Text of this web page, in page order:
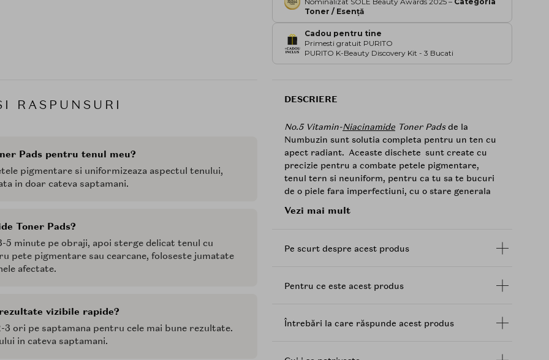
Toner / Esență
Cadou pentru tine
Primesti gratuit PURITO
PURITO K-Beauty Discovery Kit - 3 Bucati
RASPUNSURI
Pads pentru tenul meu?
pigmentare si uniformizeaza aspectul tenului,
in doar cateva saptamani.
Toner Pads?
minute pe obraji, apoi sterge delicat tenul cu
pete pigmentare sau cearcane, foloseste jumatate
afectate.
vizibile rapide?
ori pe saptamana pentru cele mai bune rezultate.
in cateva saptamani.
DESCRIERE
No.5 Vitamin-Niacinamide Toner Padsde la
Numbuzin sunt solutia completa pentru un ten cu
apect radiant. Aceaste dischete sunt create cu
precizie pentru a combate petele pigmentare,
tenul tern si neuniform, pentru ca tu sa te bucuri
de o piele fara imperfectiuni, cu o stare generala
saptamani.
niacinamida,vitamina Csi glutationul - un
oferind pielii tale un aspect uniform.
produs, actioneaza ca un antioxidant potent,
Vezi mai mult
Pe scurt despre acest produs
Pentru ce este acest produs
Întrebări la care răspunde acest produs